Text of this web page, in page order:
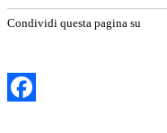
Condividi questa pagina su